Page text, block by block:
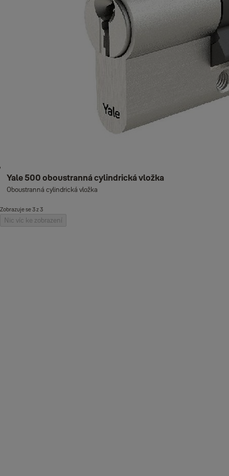
Yale 500 oboustranná cylindrická vložka
Oboustranná cylindrická vložka
Zobrazuje se 3 z 3
Nic víc ke zobrazení